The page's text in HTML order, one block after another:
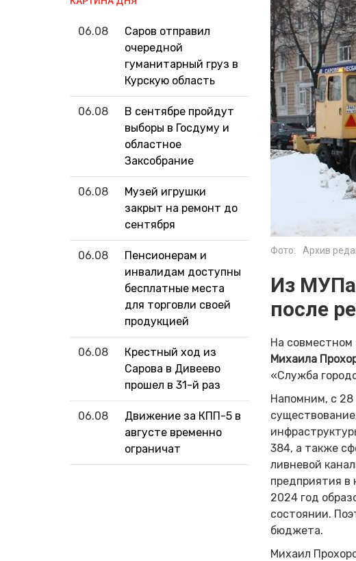
06.08
Саров отправил
очередной
гуманитарный груз в
Курскую область
06.08
В сентябре пройдут
выборы в Госдуму и
областное
Заксобрание
06.08
Музей игрушки
закрыт на ремонт до
сентября
06.08
Пенсионерам и
инвалидам доступны
бесплатные места
для торговли своей
продукцией
06.08
Крестный ход из
Сарова в Дивеево
прошел в 31-й раз
06.08
Движение за КПП-5 в
августе временно
ограничат
Фото: Архив
Из
после
На
Михаила
«Служба
Напомним, с 28
384, а также
ливневой
предприятия в
2024 год
состоянии.
бюджета.
Михаил